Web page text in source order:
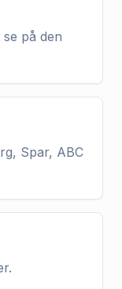
på den
Spar, ABC